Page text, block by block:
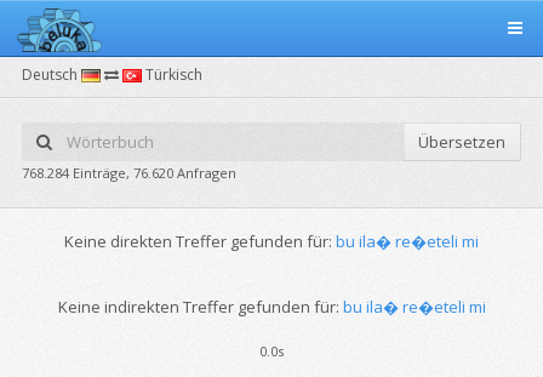
Deutsch Türkisch
Übersetzen
768.284 Einträge, 76.620 Anfragen
Keine direkten Treffer gefunden für: bu ila� re�eteli mi
Keine indirekten Treffer gefunden für: bu ila� re�eteli mi
0.0s